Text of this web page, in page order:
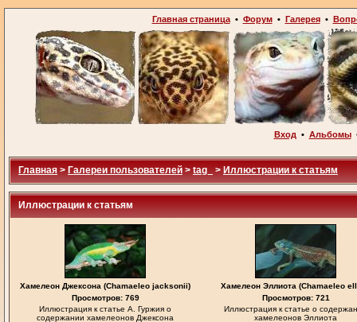
Главная страница• Форум• Галерея•
Вход • Альбомы
Главная > Галереи пользователей > tag_ > Иллюстрации к статьям
Иллюстрации к статьям
Хамелеон Джексона (Chamaeleo jacksonii)
Просмотров: 769
Иллюстрация к статье А. Гуржия о
содержании хамелеонов Джексона
Хамелеон Эллиота (Chamaeleo
Просмотров: 721
Иллюстрация к статье о
хамелеонов Эллиота